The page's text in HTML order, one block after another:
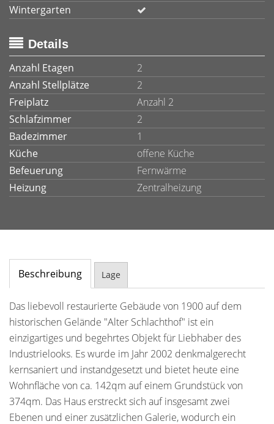
Wintergarten
Details
Anzahl Etagen
2
Anzahl Stellplätze
2
Freiplatz
Anzahl 2
Schlafzimmer
2
Badezimmer
1
Küche
offene Küche
Befeuerung
Fernwärme
Heizung
Zentralheizung
Beschreibung Lage
Das liebevoll restaurierte Gebäude von 1900 auf dem
historischen Gelände "Alter Schlachthof" ist ein
einzigartiges und begehrtes Objekt für Liebhaber des
Industrielooks. Es wurde im Jahr 2002 denkmalgerecht
kernsaniert und instandgesetzt und bietet heute eine
Wohnfläche von ca. 142qm auf einem Grundstück von
374qm. Das Haus erstreckt sich auf insgesamt zwei
Ebenen und einer zusätzlichen Galerie, wodurch ein